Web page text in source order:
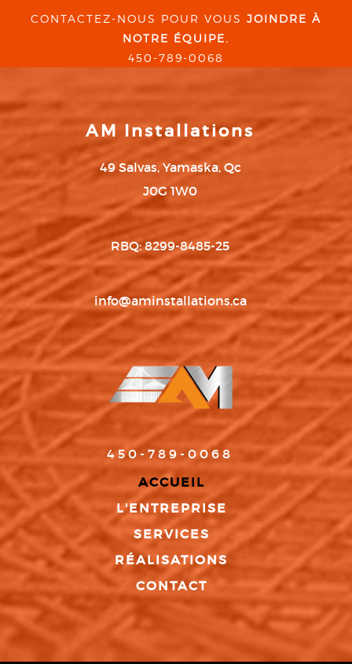
CONTACTEZ-NOUS POUR VOUS JOINDRE À
NOTRE ÉQUIPE.
450-789-0068
AM Installations
49 Salvas, Yamaska, Qc
J0G 1W0
RBQ: 8299-8485-25
info@aminstallations.ca
450-789-0068
ACCUEIL
L'ENTREPRISE
SERVICES
RÉALISATIONS
CONTACT